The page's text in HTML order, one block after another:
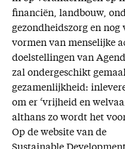
financiën, landbouw,
gezondheidszorg en
vormen van menselijke
doelstellingen van
zal ondergeschikt
gezamenlijkheid:
om er ‘vrijheid en
althans zo wordt het
Op de website van de